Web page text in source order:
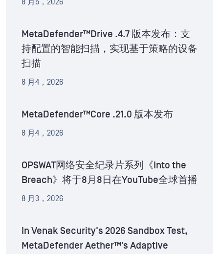
8 月5，2026
MetaDefender™Drive .4.7 版本发布：支
持配置的智能扫描，实现基于策略的设备
扫描
8 月4，2026
MetaDefender™Core .21.0 版本发布
8 月4，2026
OPSWAT网络安全纪录片系列《Into the
Breach》将于8月8日在YouTube全球首播
8 月3，2026
In Venak Security's 2026 Sandbox Test,
MetaDefender Aether™’s Adaptive